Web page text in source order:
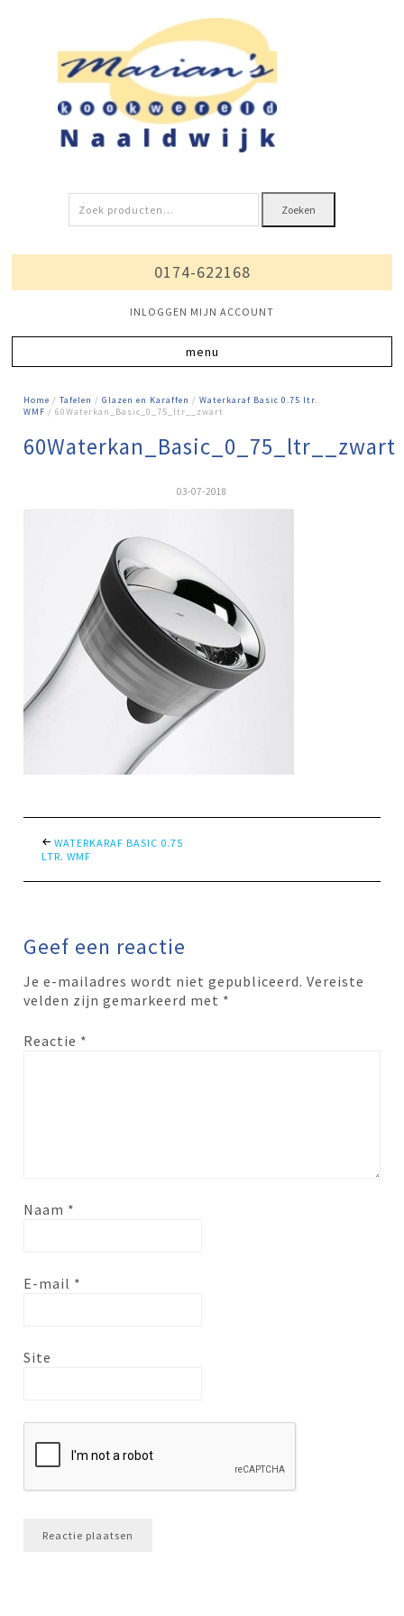
Zoeken
naar:
Zoeken
0174-622168
INLOGGEN MIJN ACCOUNT
Home /Tafelen /Glazen en Karaffen /Waterkaraf Basic 0.75 ltr.
WMF / 60Waterkan_Basic_0_75_ltr__zwart
60Waterkan_Basic_0_75_ltr__zwart
03-07-2018
WATERKARAF BASIC 0.75
LTR. WMF
Geef een reactie
Je e-mailadres wordt niet gepubliceerd. Vereiste
velden zijn gemarkeerd met *
Reactie *
Naam *
E-mail *
Site